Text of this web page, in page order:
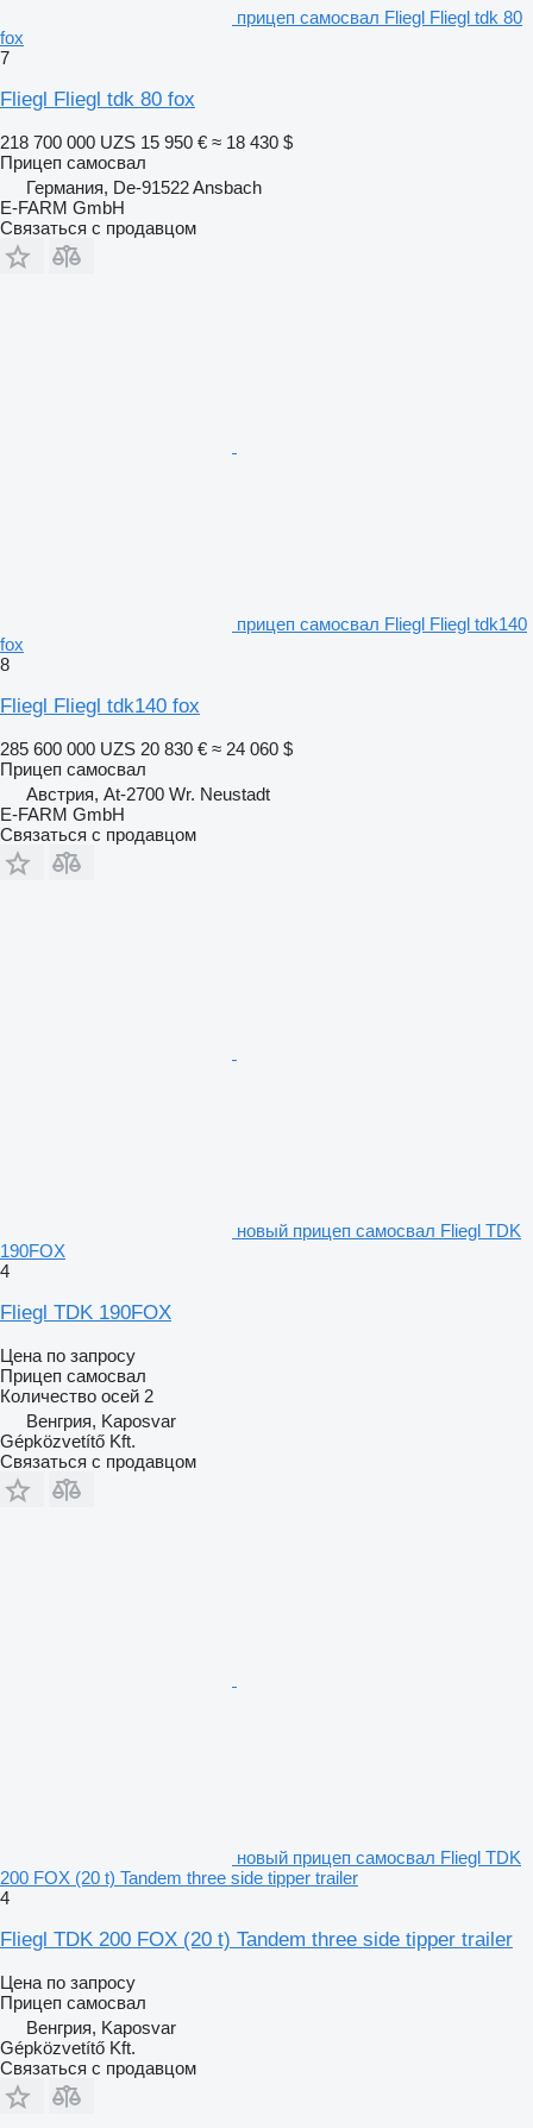
прицеп самосвал Fliegl Fliegl tdk 80
fox
7
Fliegl Fliegl tdk 80 fox
218 700 000 UZS 15 950 € ≈ 18 430 $
Прицеп самосвал
Германия, De-91522 Ansbach
E-FARM GmbH
Связаться с продавцом
прицеп самосвал Fliegl Fliegl tdk140
fox
8
Fliegl Fliegl tdk140 fox
285 600 000 UZS 20 830 € ≈ 24 060 $
Прицеп самосвал
Австрия, At-2700 Wr. Neustadt
E-FARM GmbH
Связаться с продавцом
новый прицеп самосвал Fliegl TDK
190FOX
4
Fliegl TDK 190FOX
Цена по запросу
Прицеп самосвал
Количество осей 2
Венгрия, Kaposvar
Gépközvetítő Kft.
Связаться с продавцом
новый прицеп самосвал Fliegl TDK
200 FOX (20 t) Tandem three side tipper trailer
4
Fliegl TDK 200 FOX (20 t) Tandem three side tipper trailer
Цена по запросу
Прицеп самосвал
Венгрия, Kaposvar
Gépközvetítő Kft.
Связаться с продавцом